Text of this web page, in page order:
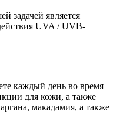
задачей является
UVA / UVB-
каждый день во время
для кожи, а также
макадамия, а также